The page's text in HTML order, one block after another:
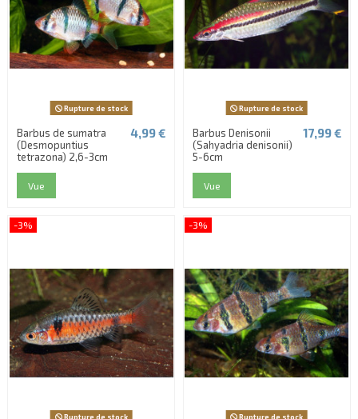
Rupture de stock
Barbus de sumatra
(Desmopuntius
tetrazona) 2,6-3cm
4,99 €
Vue
Rupture de stock
Barbus Denisonii
(Sahyadria denisonii)
5-6cm
17,99 €
Vue
-3%
Rupture de stock
-3%
Rupture de stock